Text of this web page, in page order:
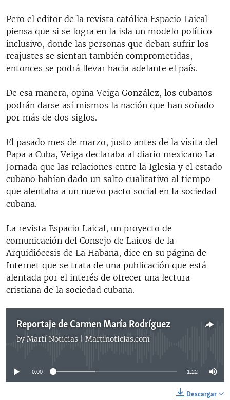
Pero el editor de la revista católica Espacio Laical
piensa que si se logra en la isla un modelo político
inclusivo, donde las personas que deban sufrir los
reajustes se sientan también comprometidas,
entonces se podrá llevar hacia adelante el país.
De esa manera, opina Veiga González, los cubanos
podrán darse así mismos la nación que han soñado
por más de dos siglos.
El pasado mes de marzo, justo antes de la visita del
Papa a Cuba, Veiga declaraba al diario mexicano La
Jornada que las relaciones entre la Iglesia y el estado
cubano habían dado un salto cualitativo al tiempo
que alentaba a un nuevo pacto social en la sociedad
cubana.
La revista Espacio Laical, un proyecto de
comunicación del Consejo de Laicos de la
Arquidiócesis de La Habana, dice en su página de
Internet que se trata de una publicación que está
alentada por el interés de ofrecer una lectura
cristiana de la sociedad cubana.
Reportaje de Carmen María Rodríguez
by Martí Noticias | Martinoticias.com
No media source currently available
0:00 1:22
Descargar